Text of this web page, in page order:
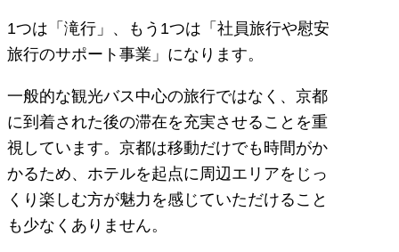
1つは「滝行」、もう1つは「社員旅行や慰安
旅行のサポート事業」になります。
一般的な観光バス中心の旅行ではなく、京都
に到着された後の滞在を充実させることを重
視しています。京都は移動だけでも時間がか
かるため、ホテルを起点に周辺エリアをじっ
くり楽しむ方が魅力を感じていただけること
も少なくありません。